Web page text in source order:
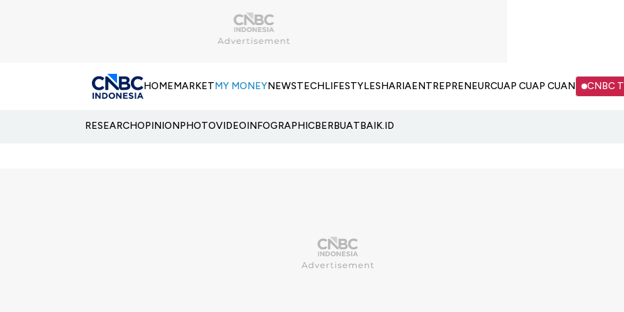
HOMEMARKETMY MONEYNEWSTECHLIFESTYLESHARIAENTREPRENEURCUAP CUAP CUAN CNBC
RESEARCHOPINIONPHOTOVIDEOINFOGRAPHICBERBUATBAIK.ID